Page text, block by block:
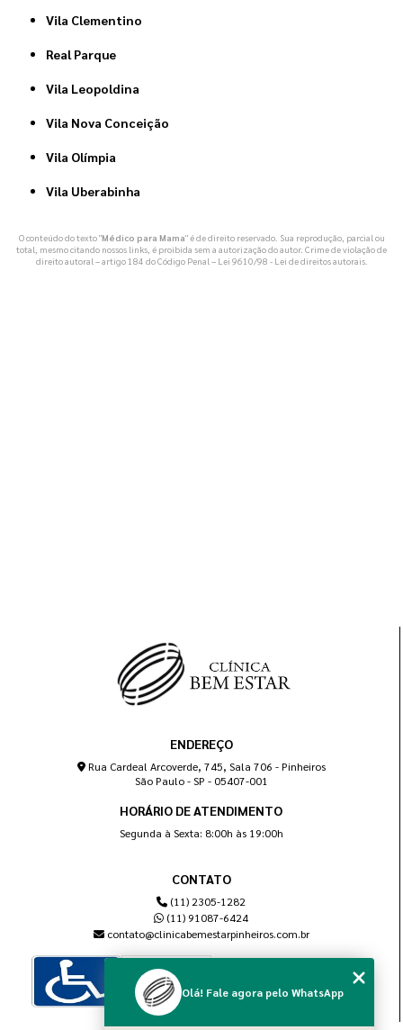
Vila Clementino
Real Parque
Vila Leopoldina
Vila Nova Conceição
Vila Olímpia
Vila Uberabinha
O conteúdo do texto "Médico para Mama" é de direito reservado. Sua reprodução, parcial ou
total, mesmo citando nossos links, é proibida sem a autorização do autor. Crime de violação de
direito autoral – artigo 184 do Código Penal – Lei 9610/98 - Lei de direitos autorais.
ENDEREÇO
Rua Cardeal Arcoverde, 745, Sala 706 - Pinheiros
São Paulo - SP - 05407-001
HORÁRIO DE ATENDIMENTO
Segunda à Sexta: 8:00h às 19:00h
CONTATO
(11) 2305-1282
(11) 91087-6424
contato@clinicabemestarpinheiros.com.br
Olá! Fale agora pelo WhatsApp